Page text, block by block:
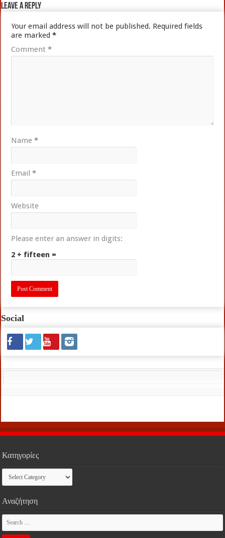
Leave a Reply
Your email address will not be published. Required fields
are marked*
Comment*
Name*
Email*
Website
Please enter an answer in digits:
2 + fifteen =
Social
Κατηγορίες
Κατηγορίες
Αναζήτηση